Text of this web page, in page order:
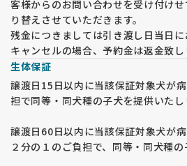
客様からのお問い合わせを受け付け
り替えさせていただきます。
残金につきましては引き渡し日当日に
キャンセルの場合、予約金は返金致し
生体保証
譲渡日15日以内に当該保証対象犬が
担で同等・同犬種の子犬を提供いたし
譲渡日60日以内に当該保証対象犬が
２分の１のご負担で、同等・同犬種の